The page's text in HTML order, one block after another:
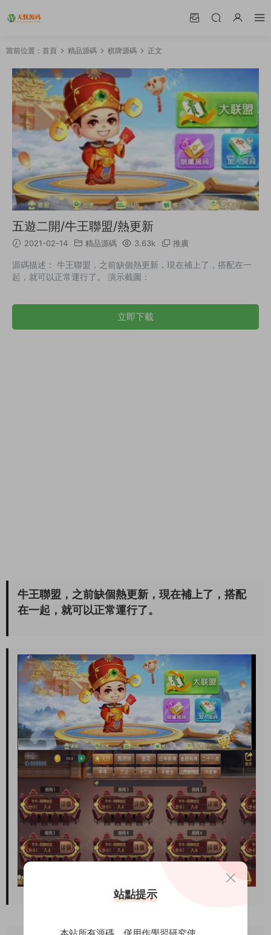
當前位置： 首頁 精品源碼 棋牌源碼 正文
五遊二開/牛王聯盟/熱更新
2021-02-14 精品源碼 3.63k 推廣
源碼描述： 牛王聯盟，之前缺個熱更新，現在補上了，搭配在一
起，就可以正常運行了。 演示截圖：
立即下載
牛王聯盟，之前缺個熱更新，現在補上了，搭配
在一起，就可以正常運行了。
站點提示
本站所有源碼，僅用作學習研究使